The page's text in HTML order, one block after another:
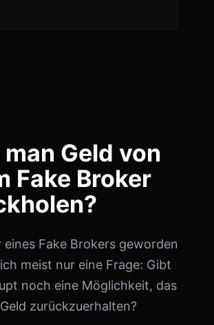
man Geld von
Fake Broker
eines Fake Brokers geworden
meist nur eine Frage: Gibt
noch eine Möglichkeit, das
zurückzuerhalten?